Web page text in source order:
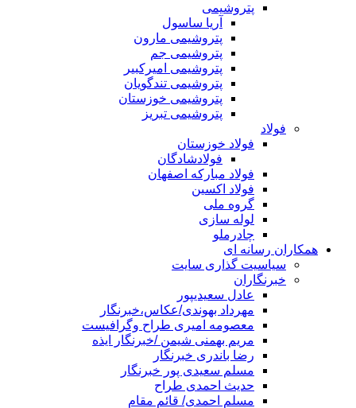
پتروشیمی
آریا ساسول
پتروشیمی مارون
پتروشیمی جم
پتروشیمی امیرکبیر
پتروشیمی تندگویان
پتروشیمی خوزستان
پتروشیمی تبریز
فولاد
فولاد خوزستان
فولادشادگان
فولاد مبارکه اصفهان
فولاد اکسین
گروه ملی
لوله سازی
چادرملو
همکاران رسانه ای
سیاسیت گذاری سایت
خبرنگاران
عادل سعیدیپور
مهرداد بهوندی/عکاس،خبرنگار
معصومه امیری طراح وگرافیست
مریم بهمنی شیمن /خبرنگار ایذه
رضا باندری خبرنگار
مسلم سعیدی پور خبرنگار
حدیث احمدی طراح
مسلم احمدی/ قائم مقام